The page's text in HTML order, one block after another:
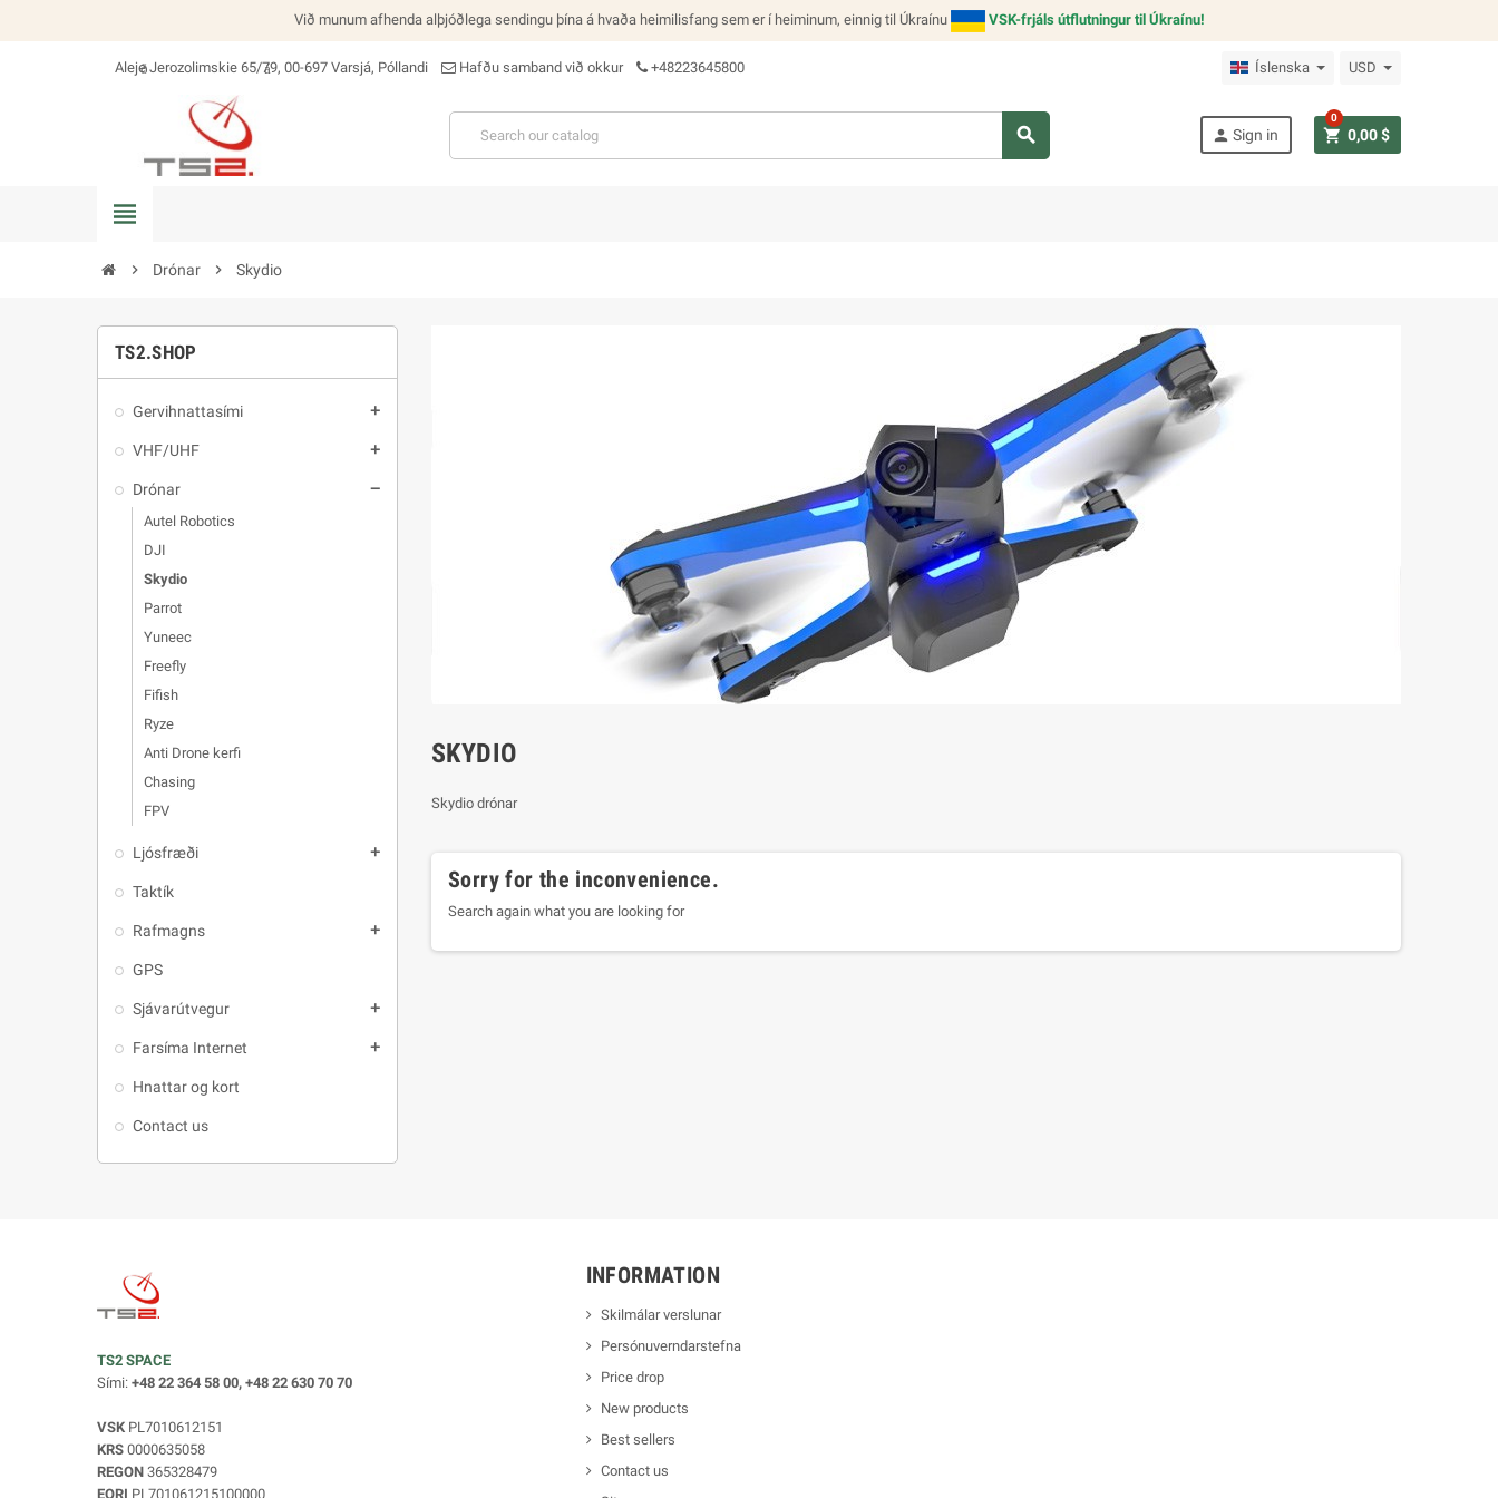
Við munum afhenda alþjóðlega sendingu þína á hvaða heimilisfang sem er í heiminum, einnig til Úkraínu VSK-frjáls útflutningur til Úkraínu!
staðsetning_á
Aleje Jerozolimskie 65/79, 00-697 Varsjá, Póllandi Hafðu samband við okkur +48223645800 Íslenska USD
search person Sign in shopping_cart 0,00 $
0
view_headline
chevron_right Drónar chevron_right Skydio
TS2.SHOP
Gervihnattasími add
VHF/UHF add
Drónar remove
Autel Robotics
DJI
Skydio
Parrot
Yuneec
Freefly
Fifish
Ryze
Anti Drone kerfi
Chasing
FPV
Ljósfræði add
Taktík
Rafmagns add
GPS
Sjávarútvegur add
Farsíma Internet add
Hnattar og kort
Contact us
SKYDIO
Skydio drónar
Sorry for the inconvenience.
Search again what you are looking for
TS2 SPACE
Sími: +48 22 364 58 00, +48 22 630 70 70
VSK PL7010612151
KRS 0000635058
REGON 365328479
EORI PL701061215100000
INFORMATION
Skilmálar verslunar
Persónuverndarstefna
Price drop
New products
Best sellers
Contact us